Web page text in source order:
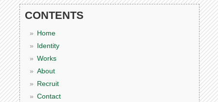
CONTENTS
Home
Identity
Works
About
Recruit
Contact